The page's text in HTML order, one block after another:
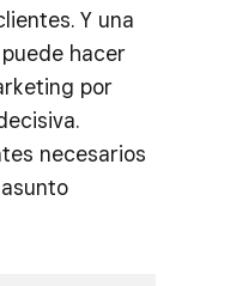
Y una
hacer
por
necesarios